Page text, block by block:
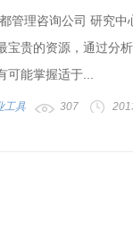
管理咨询公司 研究中
宝贵的资源，通过分
可能掌握适于...
工具 307